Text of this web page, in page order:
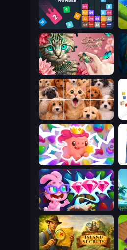
Favorite Puzzles
Jigpic Solitaire
Match Arena
Skydom: Reforged